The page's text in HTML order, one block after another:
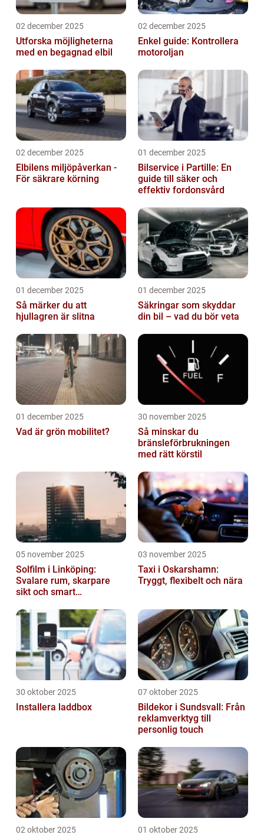
02 december 2025
Utforska möjligheterna
med en begagnad elbil
02 december 2025
Enkel guide: Kontrollera
motoroljan
02 december 2025
Elbilens miljöpåverkan -
För säkrare körning
01 december 2025
Bilservice i Partille: En
guide till säker och
effektiv fordonsvård
01 december 2025
Så märker du att
hjullagren är slitna
01 december 2025
Säkringar som skyddar
din bil – vad du bör veta
01 december 2025
Vad är grön mobilitet?
30 november 2025
Så minskar du
bränsleförbrukningen
med rätt körstil
05 november 2025
Solfilm i Linköping:
Svalare rum, skarpare
sikt och smart
03 november 2025
Taxi i Oskarshamn:
Tryggt, flexibelt och nära
30 oktober 2025
Installera laddbox
07 oktober 2025
Bildekor i Sundsvall: Från
reklamverktyg till
personlig touch
02 oktober 2025 01 oktober 2025